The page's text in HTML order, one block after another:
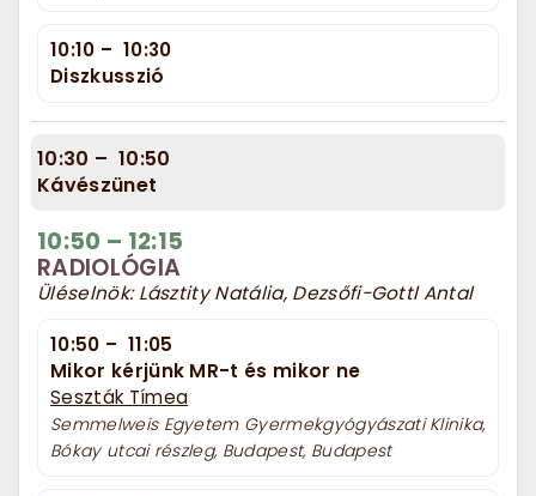
10:10 – 10:30
Diszkusszió
10:30 – 10:50
Kávészünet
10:50 – 12:15
RADIOLÓGIA
Üléselnök: Lásztity Natália, Dezsőfi-Gottl Antal
10:50 – 11:05
Mikor kérjünk MR-t és mikor ne
Seszták Tímea
Semmelweis Egyetem Gyermekgyógyászati Klinika,
Bókay utcai részleg, Budapest, Budapest